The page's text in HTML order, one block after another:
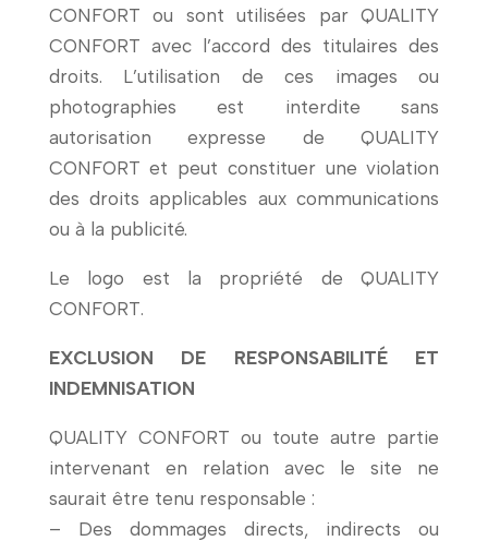
CONFORT ou sont utilisées par QUALITY
CONFORT avec l’accord des titulaires des
droits. L’utilisation de ces images ou
photographies est interdite sans
autorisation expresse de QUALITY
CONFORT et peut constituer une violation
des droits applicables aux communications
ou à la publicité.
Le logo est la propriété de QUALITY
CONFORT.
EXCLUSION DE RESPONSABILITÉ ET
INDEMNISATION
QUALITY CONFORT ou toute autre partie
intervenant en relation avec le site ne
saurait être tenu responsable :
– Des dommages directs, indirects ou